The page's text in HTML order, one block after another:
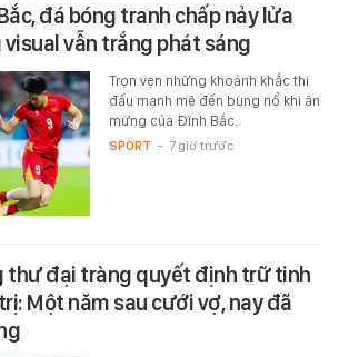
đá bóng tranh chấp nảy lửa
vẫn trắng phát sáng
Trọn vẹn những khoảnh khắc thi
đấu mạnh mẽ đến bùng nổ khi ăn
mừng của Đình Bắc.
SPORT - 7 giờ trước
thư đại tràng quyết định trữ tinh
Một năm sau cưới vợ, nay đã